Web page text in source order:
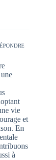
vie
et
En
à